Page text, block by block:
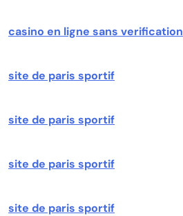
casino en ligne sans verification
site de paris sportif
site de paris sportif
site de paris sportif
site de paris sportif